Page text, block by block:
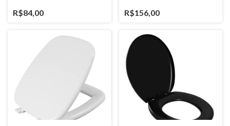
R$84,00 R$156,00